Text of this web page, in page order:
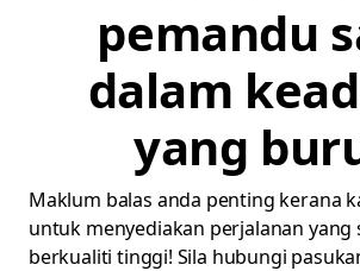
pemandu
dalam
yang
Maklum balas anda penting kerana
untuk menyediakan perjalanan yang
berkualiti tinggi! Sila hubungi